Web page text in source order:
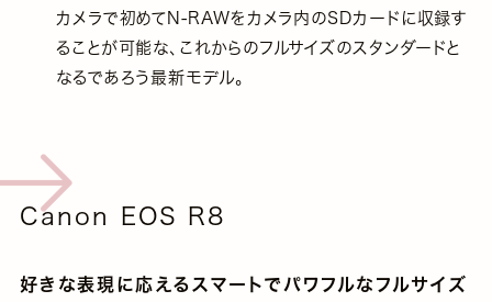
カメラで初めてN-RAWをカメラ内のSDカードに収録す
ることが可能な、これからのフルサイズのスタンダードと
なるであろう最新モデル。
Canon EOS R8
好きな表現に応えるスマートでパワフルなフルサイズ